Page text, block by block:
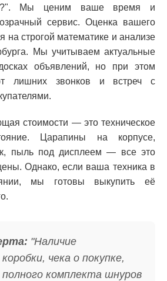
Мы ценим ваше время и
сервис. Оценка вашего
на строгой математике и анализе
Мы учитываем актуальные
объявлений, но при этом
лишних звонков и встреч с
стоимости — это техническое
Царапины на корпусе,
пыль под дисплеем — все это
Однако, если ваша техника в
мы готовы выкупить её
"Наличие
чека о покупке,
комплекта шнуров